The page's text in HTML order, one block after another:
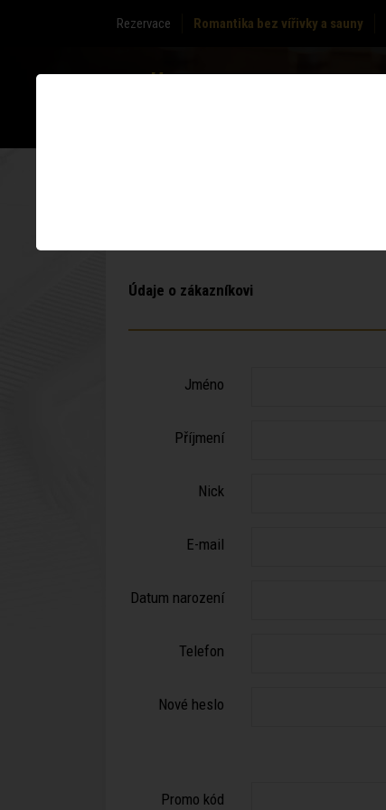
Rezervace Romantika bez vířivky a sauny
Údaje o zákazníkovi
Jméno
Příjmení
Nick
E-mail
Datum narození
Telefon
Nové heslo
Promo kód